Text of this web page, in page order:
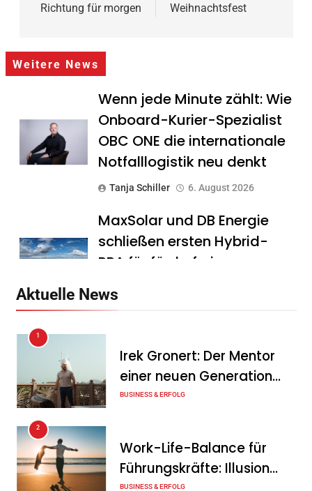
Richtung für morgen
Weihnachtsfest
Weitere News
Wenn jede Minute zählt: Wie
Onboard-Kurier-Spezialist
OBC ONE die internationale
Notfalllogistik neu denkt
Tanja Schiller 6. August 2026
MaxSolar und DB Energie
schließen ersten Hybrid-
PPA für förderfreie
Tanja Schiller
Geschäftsverlauf im
zweiten Quartal
Intersolar-Trend 2026:
Warum Batteriespeicher
zum wichtigsten Baustein
Aktuelle News
1
Irek Gronert: Der Mentor
einer neuen Generation
von Unternehmern
BUSINESS & ERFOLG
2
Work-Life-Balance für
Führungskräfte: Illusion
BUSINESS & ERFOLG